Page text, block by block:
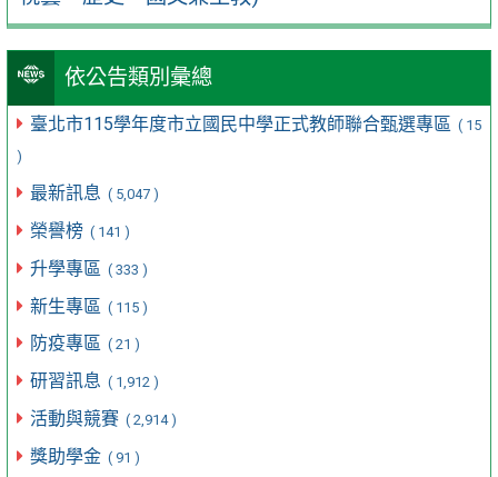
依公告類別彙總
臺北市115學年度市立國民中學正式教師聯合甄選專區 ( 15
)
最新訊息 ( 5,047 )
榮譽榜 ( 141 )
升學專區 ( 333 )
新生專區 ( 115 )
防疫專區 ( 21 )
研習訊息 ( 1,912 )
活動與競賽 ( 2,914 )
獎助學金 ( 91 )